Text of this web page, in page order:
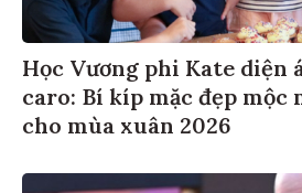
Học Vương phi Kate diện
caro: Bí kíp mặc đẹp mộc
cho mùa xuân 2026